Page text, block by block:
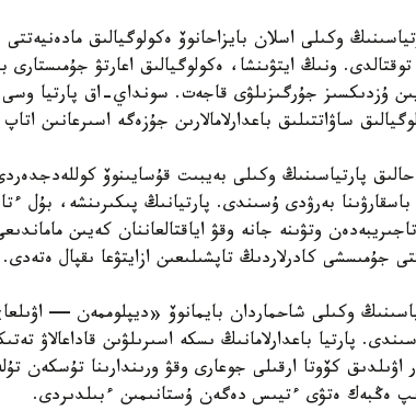
وكىلى اسلان بايزاحانوۆ ەكولوگيالىق
توقتالدى. ونىڭ ايتۋىنشا، ەكولوگيالىق اعارتۋ جۇمىستارى
ساۋاتتىلىق باعدارلامالارىن جۇزەگە اسىرعانىن
حالىق پارتياسىنىڭ وكىلى بەيبىت قۇسايىنوۆ
بەرۋدى ۇسىندى. پارتيانىڭ پىكىرىنشە، بۇل
وتۋىنە جانە وقۋ اياقتالعاننان كەيىن
جۇمىسشى كادرلاردىڭ تاپشىلىعىن ازايتۋعا ىقپال ەتەدى.
وكىلى شاحماردان بايمانوۆ «ديپلوممەن — اۋىلعا»
پارتيا باعدارلامانىڭ ىسكە اسىرىلۋىن قاداعالاۋ
اۋىلدىق كۆوتا ارقىلى جوعارى وقۋ ورىندارىنا تۇسكەن
ەڭبەك ەتۋى ءتيىس دەگەن ۇستانىمىن ءبىلدىردى.